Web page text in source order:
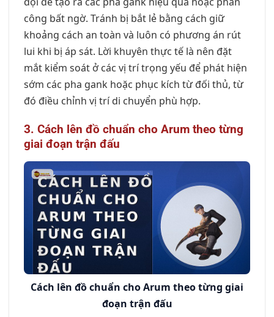
công bất ngờ. Tránh bị bắt lẻ bằng cách giữ
khoảng cách an toàn và luôn có phương án rút
lui khi bị áp sát. Lời khuyên thực tế là nên đặt
mắt kiểm soát ở các vị trí trọng yếu để phát hiện
sớm các pha gank hoặc phục kích từ đối thủ, từ
đó điều chỉnh vị trí di chuyển phù hợp.
3. Cách lên đồ chuẩn cho Arum theo từng
giai đoạn trận đấu
Cách lên đồ chuẩn cho Arum theo từng giai
đoạn trận đấu